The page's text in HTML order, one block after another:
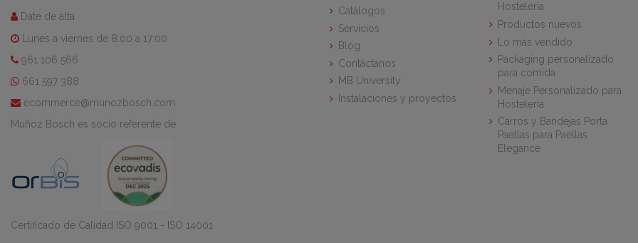
Date de alta
Lunes a viernes de 8:00 a 17:00
961 106 566
661 597 388
ecommerce@munozbosch.com
Muñoz Bosch es socio referente de
Certificado de Calidad ISO 9001 - ISO 14001
Catálogos
Servicios
Blog
Contáctanos
MB University
Instalaciones y proyectos
Hostelería
Productos nuevos
Lo más vendido
Packaging personalizado
para comida
Menaje Personalizado para
Hostelería
Carros y Bandejas Porta
Paellas para Paellas
Elegance